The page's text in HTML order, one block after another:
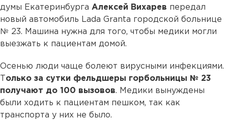
думы Екатеринбурга Алексей Вихарев передал
новый автомобиль Lada Granta городской больнице
№ 23. Машина нужна для того, чтобы медики могли
выезжать к пациентам домой.
Осенью люди чаще болеют вирусными инфекциями.
олько за сутки фельдшеры горбольницы № 23
получают до 100 вызовов. Медики вынуждены
были ходить к пациентам пешком, так как
транспорта у них не было.